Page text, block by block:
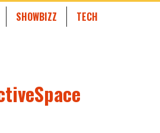
SHOWBIZZ TECH